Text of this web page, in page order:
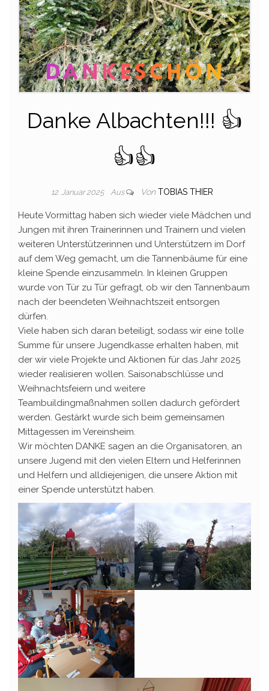
Danke Albachten!!! 👍
👍👍
12. Januar 2025 Aus Von TOBIAS THIER
Heute Vormittag haben sich wieder viele Mädchen und
Jungen mit ihren Trainerinnen und Trainern und vielen
weiteren Unterstützerinnen und Unterstützern im Dorf
auf dem Weg gemacht, um die Tannenbäume für eine
kleine Spende einzusammeln. In kleinen Gruppen
wurde von Tür zu Tür gefragt, ob wir den Tannenbaum
nach der beendeten Weihnachtszeit entsorgen
dürfen.
Viele haben sich daran beteiligt, sodass wir eine tolle
Summe für unsere Jugendkasse erhalten haben, mit
der wir viele Projekte und Aktionen für das Jahr 2025
wieder realisieren wollen. Saisonabschlüsse und
Weihnachtsfeiern und weitere
Teambuildingmaßnahmen sollen dadurch gefördert
werden. Gestärkt wurde sich beim gemeinsamen
Mittagessen im Vereinsheim.
Wir möchten DANKE sagen an die Organisatoren, an
unsere Jugend mit den vielen Eltern und Helferinnen
und Helfern und alldiejenigen, die unsere Aktion mit
einer Spende unterstützt haben.